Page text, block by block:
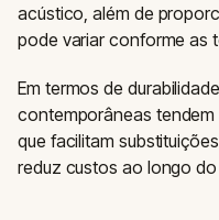
acústico, além de
pode variar conforme as
Em termos de
contemporâneas tendem
que facilitam
reduz custos ao longo